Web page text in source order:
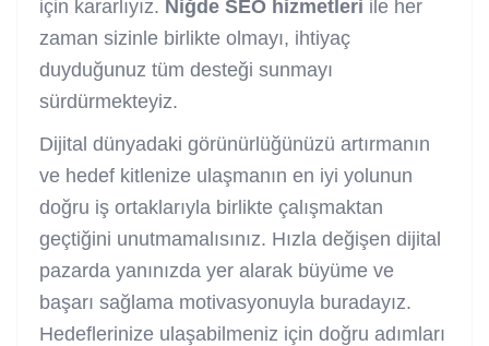
için kararlıyız. Niğde SEO hizmetleri ile her
zaman sizinle birlikte olmayı, ihtiyaç
duyduğunuz tüm desteği sunmayı
sürdürmekteyiz.
Dijital dünyadaki görünürlüğünüzü artırmanın
ve hedef kitlenize ulaşmanın en iyi yolunun
doğru iş ortaklarıyla birlikte çalışmaktan
geçtiğini unutmamalısınız. Hızla değişen dijital
pazarda yanınızda yer alarak büyüme ve
başarı sağlama motivasyonuyla buradayız.
Hedeflerinize ulaşabilmeniz için doğru adımları